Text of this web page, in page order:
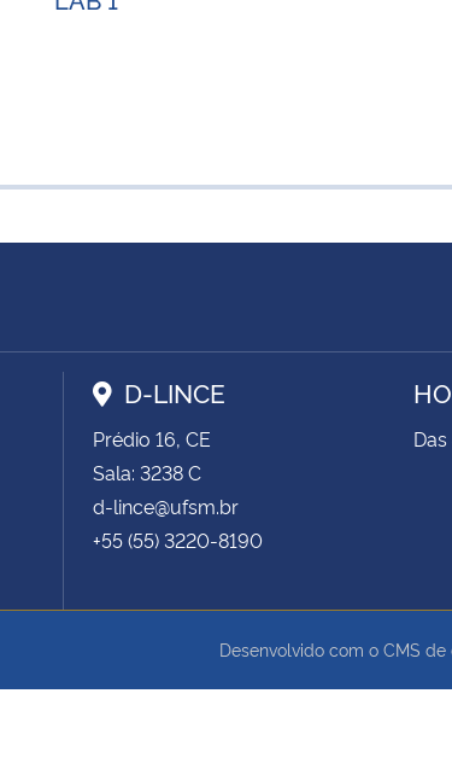
D-LINCE
Prédio 16, CE
Sala: 3238 C
d-lince@ufsm.br
+55 (55) 3220-8190
Desenvolvido com o CMS